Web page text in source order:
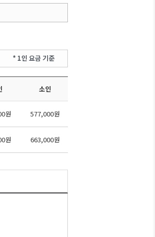
* 1인 요금 기준
소인
원 577,000원
원 663,000원